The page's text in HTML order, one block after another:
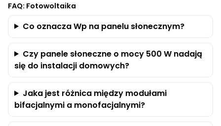
FAQ: Fotowoltaika
Co oznacza Wp na panelu słonecznym?
Czy panele słoneczne o mocy 500 W nadają
się do instalacji domowych?
Jaka jest różnica między modułami
bifacjalnymi a monofacjalnymi?